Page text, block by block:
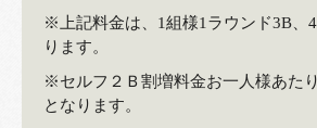
※上記料金は、1組様1ラウンド3B、
ります。
※セルフ２Ｂ割増料金お一人様あた
となります。